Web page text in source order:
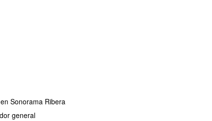
Sonorama Ribera
general